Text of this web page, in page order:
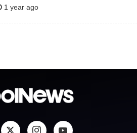
1 year ago